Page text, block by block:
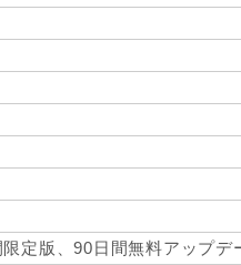
定版、90日間無料アップデ